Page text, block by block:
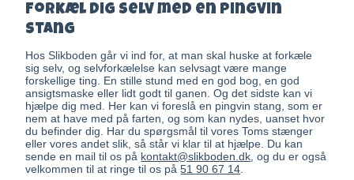
Forkæl dig selv med en pingvin
stang
Hos Slikboden går vi ind for, at man skal huske at forkæle
sig selv, og selvforkælelse kan selvsagt være mange
forskellige ting. En stille stund med en god bog, en god
ansigtsmaske eller lidt godt til ganen. Og det sidste kan vi
hjælpe dig med. Her kan vi foreslå en pingvin stang, som er
nem at have med på farten, og som kan nydes, uanset hvor
du befinder dig. Har du spørgsmål til vores Toms stænger
eller vores andet slik, så står vi klar til at hjælpe. Du kan
sende en mail til os på kontakt@slikboden.dk , og du er også
velkommen til at ringe til os på51 90 67 14